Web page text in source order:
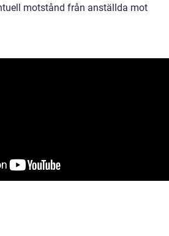
motstånd från anställda mot